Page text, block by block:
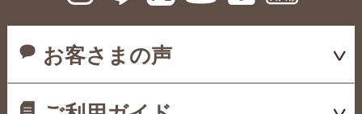
お客さまの声